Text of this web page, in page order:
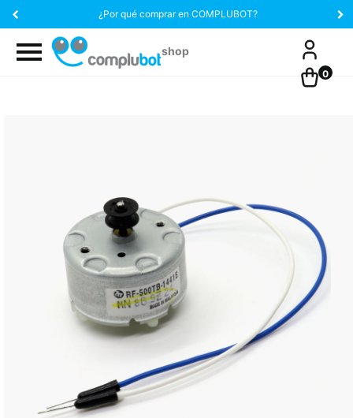
¿Por qué comprar en COMPLUBOT?
0